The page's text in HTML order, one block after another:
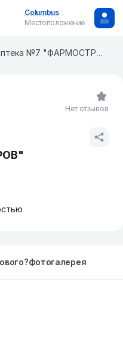
Columbus
Местоположение
Аптека №7 "ФАРМОСТРОВ"
Нет отзывов
Фотогалерея